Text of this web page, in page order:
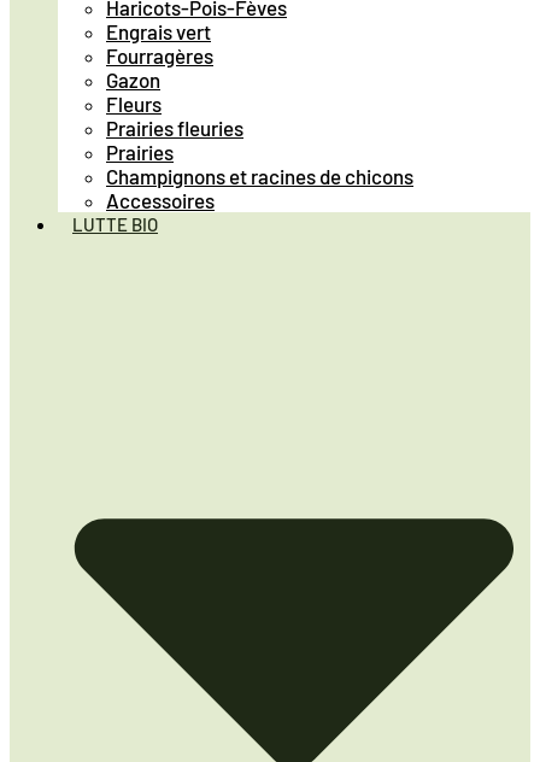
Haricots-Pois-Fèves
Engrais vert
Fourragères
Gazon
Fleurs
Prairies fleuries
Prairies
Champignons et racines de chicons
Accessoires
LUTTE BIO